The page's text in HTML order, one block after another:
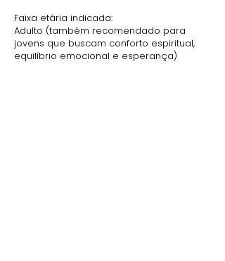
Faixa etária indicada:
Adulto (também recomendado para
jovens que buscam conforto espiritual,
equilíbrio emocional e esperança)